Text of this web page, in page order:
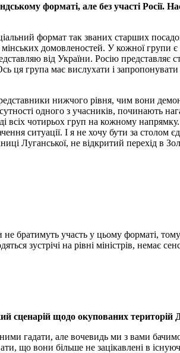
форматі, але без участі Росії.
формат так званих старших
домовленостей. У кожної групи
від України. Росію представляє
ця група має вислухати і
нижчого рівня, чим вони
одного з учасників, починають
всіх чотирьох груп на кожному
ситуації. І я не хочу бути за
Луганської, не відкритий перехід в
братимуть участь у цьому форматі,
зустрічі на рівні міністрів, немає
сценарій щодо окупованих територій
гадати, але вочевидь ми з вами
що вони більше не зацікавлені в